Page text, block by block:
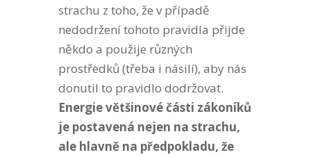
strachu z toho, že v případě
nedodržení tohoto pravidla přijde
někdo a použije různých
prostředků (třeba i násilí), aby nás
donutil to pravidlo dodržovat.
Energie většinové části zákoníků
je postavená nejen na strachu,
ale hlavně na předpokladu, že